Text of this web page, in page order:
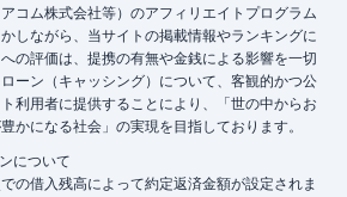
コム株式会社等）のアフィリエイトプログラム
しながら、当サイトの掲載情報やランキングに
の評価は、提携の有無や金銭による影響を一切
ーン（キャッシング）について、客観的かつ公
利用者に提供することにより、「世の中からお
かになる社会」の実現を目指しております。
について
の借入残高によって約定返済金額が設定されま